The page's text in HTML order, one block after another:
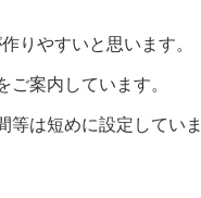
りやすいと思います。
ご案内しています。
等は短めに設定していま